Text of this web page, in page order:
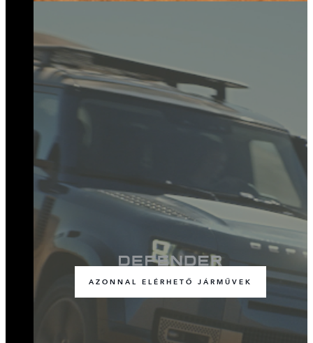
AZONNAL ELÉRHETŐ JÁRMŰVEK